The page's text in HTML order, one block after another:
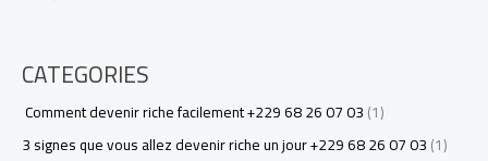
CATEGORIES
Comment devenir riche facilement +229 68 26 07 03(1)
3 signes que vous allez devenir riche un jour +229 68 26 07 03(1)